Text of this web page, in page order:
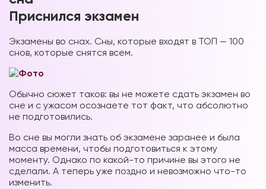
Приснился экзамен
Экзамены во снах. Сны, которые входят в ТОП — 100
снов, которые снятся всем.
Обычно сюжет таков: вы не можете сдать экзамен во
сне и с ужасом осознаете тот факт, что абсолютно
не подготовились.
Во сне вы могли знать об экзамене заранее и была
масса времени, чтобы подготовиться к этому
моменту. Однако по какой-то причине вы этого не
сделали. А теперь уже поздно и невозможно что-то
изменить.